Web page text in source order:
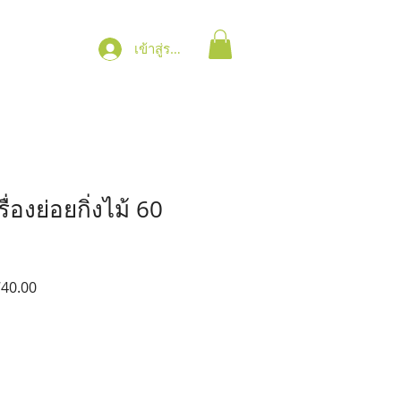
เข้าสู่ระบบ
องย่อยกิ่งไม้ 60
ราคา